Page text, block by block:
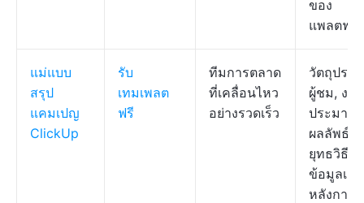
ของ
แพลตฟอ
แม่แบบ
สรุป
แคมเปญ
ClickUp
รับ
เทมเพลต
ฟรี
ทีมการตลาด
ที่เคลื่อนไหว
อย่างรวดเร็ว
วัตถุประ
ผู้ชม, งบ
ประมาณ,
ผลลัพธ์ท
ยุทธวิธี,
ข้อมูลเชิ
หลังการเ